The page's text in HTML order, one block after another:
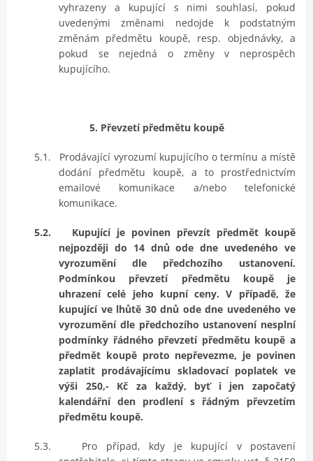
vyhrazeny a kupující s nimi souhlasí, pokud
uvedenými změnami nedojde k podstatným
změnám předmětu koupě, resp. objednávky, a
pokud se nejedná o změny v neprospěch
kupujícího.
5. Převzetí předmětu koupě
5.1.
Prodávající vyrozumí kupujícího o termínu a místě
dodání předmětu koupě, a to prostřednictvím
emailové komunikace a/nebo telefonické
komunikace.
5.2.
Kupující je povinen převzít předmět koupě
nejpozději do 14 dnů ode dne uvedeného ve
vyrozumění
dle předchozího ustanovení.
Podmínkou převzetí předmětu koupě je
uhrazení celé jeho kupní ceny. V případě, že
kupující ve lhůtě 30 dnů ode dne uvedeného ve
vyrozumění dle předchozího ustanovení nesplní
podmínky řádného převzetí předmětu koupě a
předmět koupě proto nepřevezme, je povinen
zaplatit prodávajícímu skladovací poplatek ve
výši 250,- Kč za každý, byť i jen započatý
kalendářní den prodlení s řádným převzetím
předmětu koupě.
5.3.
Pro případ, kdy je kupující v postavení